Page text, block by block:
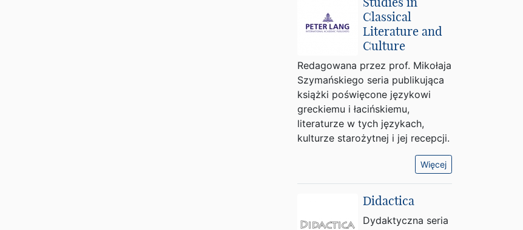
Classical
Literature and
Culture
Redagowana przez prof. Mikołaja
Szymańskiego seria publikująca
książki poświęcone językowi
greckiemu i łacińskiemu,
literaturze w tych językach,
kulturze starożytnej i jej recepcji.
Więcej
Didactica
Dydaktyczna seria